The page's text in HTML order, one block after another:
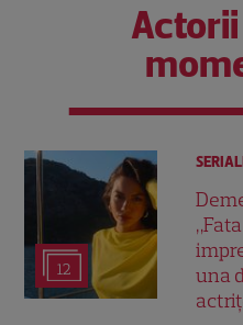
12
una